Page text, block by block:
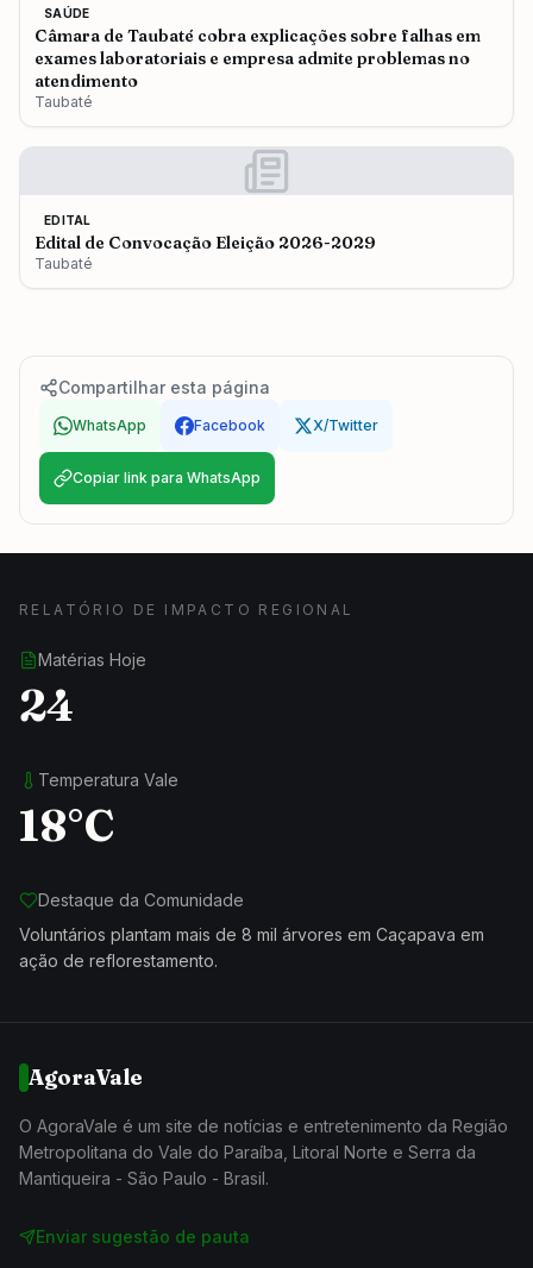
SAÚDE
Câmara de Taubaté cobra explicações sobre falhas em
exames laboratoriais e empresa admite problemas no
atendimento
Taubaté
EDITAL
Edital de Convocação Eleição 2026-2029
Taubaté
Compartilhar esta página
WhatsApp Facebook X/Twitter
Copiar link para WhatsApp
RELATÓRIO DE IMPACTO REGIONAL
Matérias Hoje
24
Temperatura Vale
18°C
Destaque da Comunidade
Voluntários plantam mais de 8 mil árvores em Caçapava em
ação de reflorestamento.
AgoraVale
O AgoraVale é um site de notícias e entretenimento da Região
Metropolitana do Vale do Paraíba, Litoral Norte e Serra da
Mantiqueira - São Paulo - Brasil.
Enviar sugestão de pauta